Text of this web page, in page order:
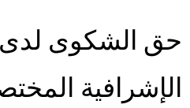
حق الشكوى
الإشرافية